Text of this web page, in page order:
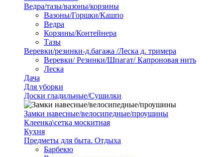
Ведра/тазы/вазоны/корзины
Вазоны/Горшки/Кашпо
Ведра
Корзины/Контейнера
Тазы
Веревки/резинки-д.багажа /Леска д. тримера
Веревки/ Резинки/Шпагат/ Капроновая нить
Леска
Дача
Для уборки
Доски гладильные/Сушилки
Замки навесные/велосипедные/проушины
Клеенка\сетка москитная
Кухня
Предметы для быта. Отдыха
Барбекю